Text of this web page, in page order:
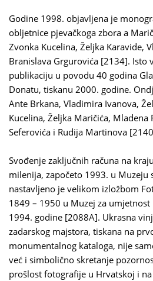
Godine 1998. objavljena je
obljetnice pjevačkoga zbora a
Zvonka Kucelina, Željka Karavide,
Branislava Grgurovića [2134]. Isto
publikaciju u povodu 40 godina
Donatu, tiskanu 2000. godine.
Ante Brkana, Vladimira Ivanova,
Kucelina, Željka Maričića, Mladena
Seferovića i Rudija Martinova
Svođenje zaključnih računa na
milenija, započeto 1993. u Muzeju
nastavljeno je velikom izložbom
1849 – 1950 u Muzej za
1994. godine [2088A]. Ukrasna
zadarskog majstora, tiskana na
monumentalnog kataloga, nije
već i simbolično skretanje
prošlost fotografije u Hrvatskoj i